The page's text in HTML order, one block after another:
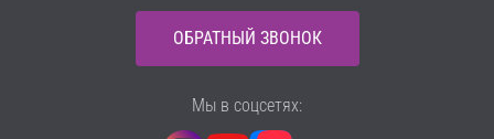
ОБРАТНЫЙ ЗВОНОК
Мы в соцсетях: